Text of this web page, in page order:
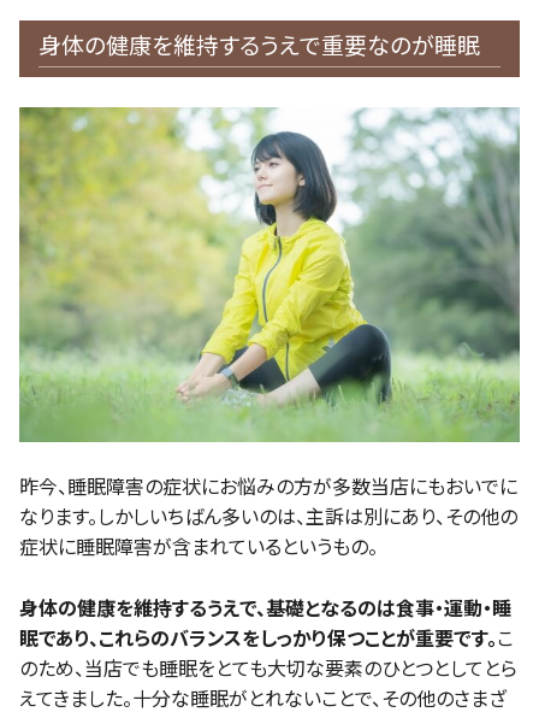
身体の健康を維持するうえで重要なのが睡眠
昨今、睡眠障害の症状にお悩みの方が多数当店にもおいでに
なります。しかしいちばん多いのは、主訴は別にあり、その他の
症状に睡眠障害が含まれているというもの。
身体の健康を維持するうえで、基礎となるのは食事・運動・睡
眠であり、これらのバランスをしっかり保つことが重要です。 こ
のため、当店でも睡眠をとても大切な要素のひとつとしてとら
えてきました。十分な睡眠がとれないことで、その他のさまざ